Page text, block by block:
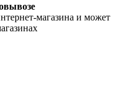
магазина и может